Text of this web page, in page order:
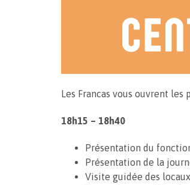
Les Francas vous ouvrent
18h15 – 18h40
Présentation du
Présentation de la
Visite guidée des locaux